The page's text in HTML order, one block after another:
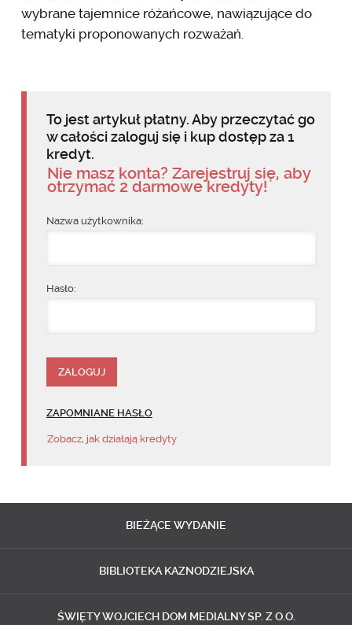
wybrane tajemnice różańcowe, nawiązujące do
tematyki proponowanych rozważań.
To jest artykuł płatny. Aby przeczytać go
w całości zaloguj się i kup dostęp za 1
kredyt.
Nie masz konta? Zarejestruj się, aby
otrzymać 2 darmowe kredyty!
Nazwa użytkownika:
Hasło:
ZAPOMNIANE HASŁO
Zobacz, jak działają kredyty
BIEŻĄCE WYDANIE
BIBLIOTEKA KAZNODZIEJSKA
ŚWIĘTY WOJCIECH DOM MEDIALNY SP. Z O.O.